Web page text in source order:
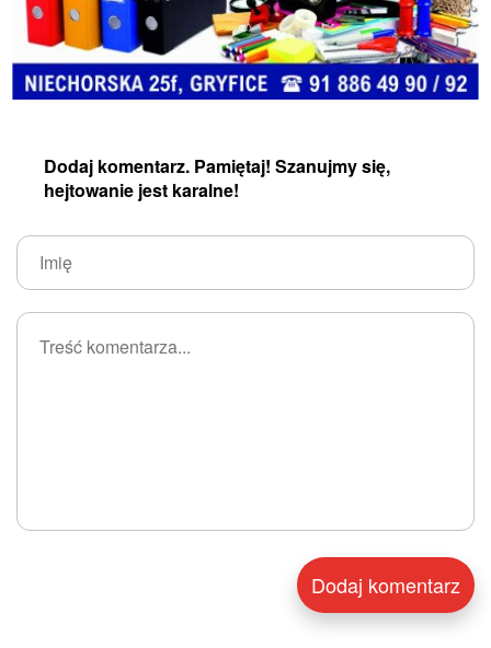
Dodaj komentarz. Pamiętaj! Szanujmy się,
hejtowanie jest karalne!